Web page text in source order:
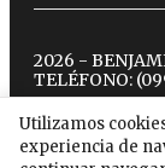
Utilizamos
experiencia de
2026 -
TELÉFONO:
twitter